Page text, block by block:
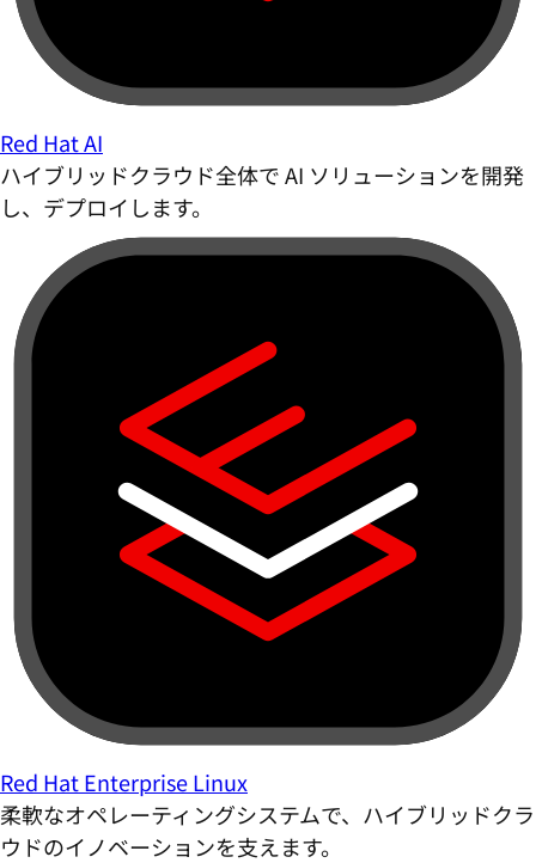
Red Hat AI
ハイブリッドクラウド全体で AI ソリューションを開発
し、デプロイします。
Red Hat Enterprise Linux
柔軟なオペレーティングシステムで、ハイブリッドクラ
ウドのイノベーションを支えます。